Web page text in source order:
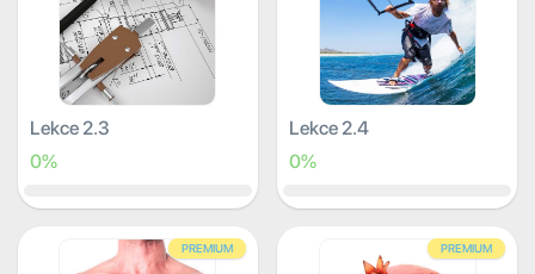
Lekce 2.3
0%
Lekce 2.4
0%
PREMIUM PREMIUM